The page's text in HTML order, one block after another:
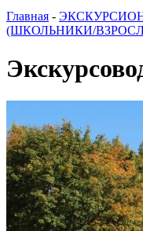
Главная -
(ШКОЛЬНИКИ/